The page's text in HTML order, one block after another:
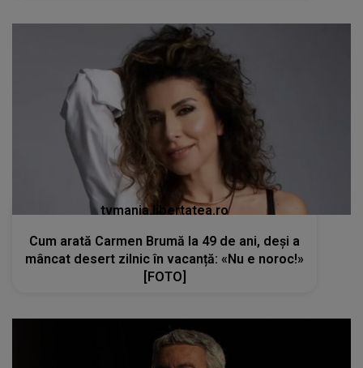
tvmania.libertatea.ro
Cum arată Carmen Brumă la 49 de ani, deși a
mâncat desert zilnic în vacanță: «Nu e noroc!»
[FOTO]